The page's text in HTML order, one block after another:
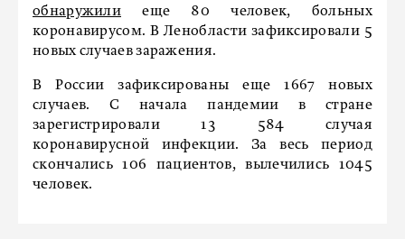
обнаружили еще 80 человек, больных
коронавирусом. В Ленобласти зафиксировали 5
новых случаев заражения.
В России зафиксированы еще 1667 новых
случаев. С начала пандемии в стране
зарегистрировали 13 584 случая
коронавирусной инфекции. За весь период
скончались 106 пациентов, вылечились 1045
человек.